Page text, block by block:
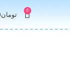
0
تومان